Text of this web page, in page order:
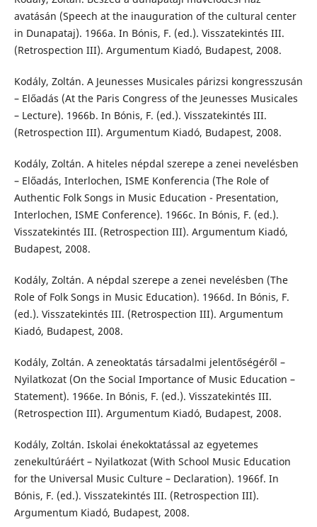
avatásán (Speech at the inauguration of the cultural center
in Dunapataj). 1966a. In Bónis, F. (ed.). Visszatekintés III.
(Retrospection III). Argumentum Kiadó, Budapest, 2008.
Kodály, Zoltán. A Jeunesses Musicales párizsi kongresszusán
– Előadás (At the Paris Congress of the Jeunesses Musicales
– Lecture). 1966b. In Bónis, F. (ed.). Visszatekintés III.
(Retrospection III). Argumentum Kiadó, Budapest, 2008.
Kodály, Zoltán. A hiteles népdal szerepe a zenei nevelésben
– Előadás, Interlochen, ISME Konferencia (The Role of
Authentic Folk Songs in Music Education - Presentation,
Interlochen, ISME Conference). 1966c. In Bónis, F. (ed.).
Visszatekintés III. (Retrospection III). Argumentum Kiadó,
Budapest, 2008.
Kodály, Zoltán. A népdal szerepe a zenei nevelésben (The
Role of Folk Songs in Music Education). 1966d. In Bónis, F.
(ed.). Visszatekintés III. (Retrospection III). Argumentum
Kiadó, Budapest, 2008.
Kodály, Zoltán. A zeneoktatás társadalmi jelentőségéről –
Nyilatkozat (On the Social Importance of Music Education –
Statement). 1966e. In Bónis, F. (ed.). Visszatekintés III.
(Retrospection III). Argumentum Kiadó, Budapest, 2008.
Kodály, Zoltán. Iskolai énekoktatással az egyetemes
zenekultúráért – Nyilatkozat (With School Music Education
for the Universal Music Culture – Declaration). 1966f. In
Bónis, F. (ed.). Visszatekintés III. (Retrospection III).
Argumentum Kiadó, Budapest, 2008.